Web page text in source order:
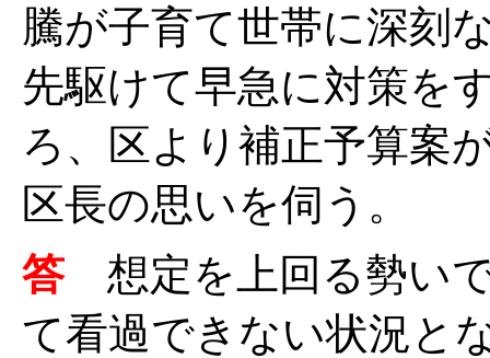
騰が子育て世帯に深刻
先駆けて早急に対策を
ろ、区より補正予算案
区長の思いを伺う。
答 想定を上回る勢い
て看過できない状況と